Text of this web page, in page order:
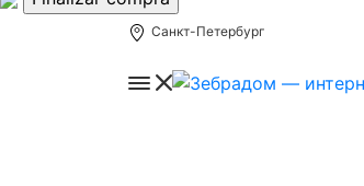
Санкт-Петербург